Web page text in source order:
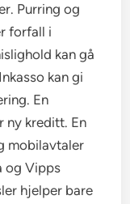
Purring og
forfall i
kan gå
kan gi
En
ny kreditt. En
mobilavtaler
og Vipps
hjelper bare